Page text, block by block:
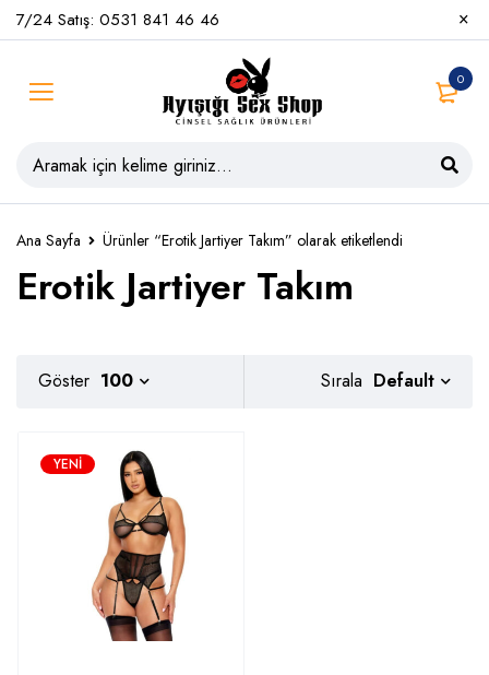
7/24 Satış: 0531 841 46 46
0
Ana Sayfa Ürünler “Erotik Jartiyer Takım” olarak etiketlendi
Erotik Jartiyer Takım
Sırala Default
Göster 100
YENI